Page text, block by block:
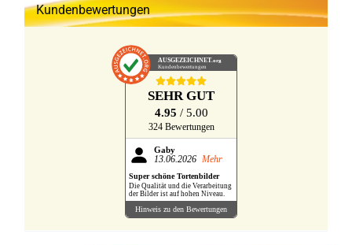
Kundenbewertungen
AUSGEZEICHNET.org
Kundenbewertungen
SEHR GUT
4.95 / 5.00
324 Bewertungen
Gaby
13.06.2026 Mehr
Super schöne Tortenbilder
Die Qualität und die Verarbeitung
der Bilder ist auf hohen Niveau.
Hinweis zu den Bewertungen